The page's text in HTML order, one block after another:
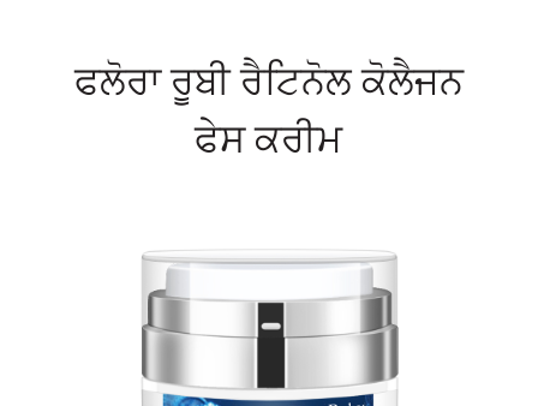
ਫਲੋਰਾ ਰੂਬੀ ਰੈਟਿਨੋਲ ਕੋਲੈਜਨ
ਫੇਸ ਕਰੀਮ